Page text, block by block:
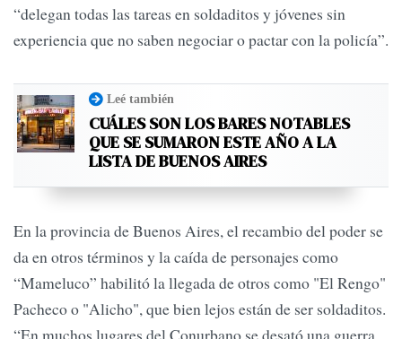
“delegan todas las tareas en soldaditos y jóvenes sin
experiencia que no saben negociar o pactar con la policía”.
Leé también
CUÁLES SON LOS BARES NOTABLES
QUE SE SUMARON ESTE AÑO A LA
LISTA DE BUENOS AIRES
En la provincia de Buenos Aires, el recambio del poder se
da en otros términos y la caída de personajes como
“Mameluco” habilitó la llegada de otros como "El Rengo"
Pacheco o "Alicho", que bien lejos están de ser soldaditos.